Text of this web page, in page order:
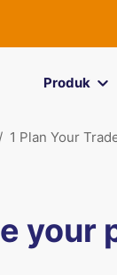
Produk
1 Plan Your
your